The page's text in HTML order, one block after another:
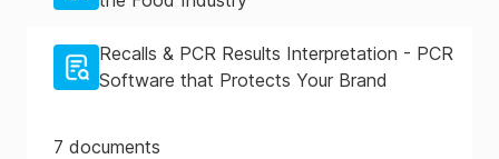
Recalls & PCR Results Interpretation - PCR
Software that Protects Your Brand
7 documents